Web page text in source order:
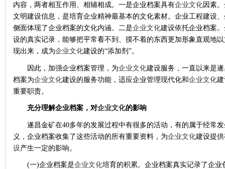
内容，两者相互作用、相辅相成。一是企业档案具有企业文化因素
文明建设信息，是培育企业精神最基本的文化素材。企业工程建设
侧面体现了企业档案的文化内涵。二是企业文化建设依托企业档案
设的真实记录，能够把平常看不到、摸不着的东西更加形象直观地
现出来，成为企业文化建设的“添加剂”。
因此，加强企业档案管理，为企业文化建设服务，一直以来是
档案为企业文化建设的服务功能，适应企业管理现代化和企业文化
重要职责。
充分理解企业档案 ， 对企业文化的影响
遂昌金矿在40多年的发展过程中有很多的活动，有的属于经常
义，企业档案收集了这些活动的所有重要资料，为企业文化建设提
设产生一定的影响。
(一)企业档案是企业文化培育的积累。企业档案真实记录了企业